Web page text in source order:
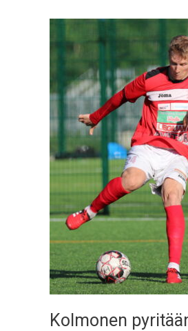
Kolmonen
Kolmonen
aloittamaan
13.6.